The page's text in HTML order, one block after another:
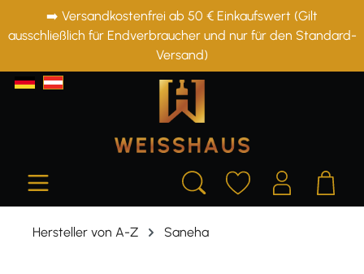
springen
➡️ Versandkostenfrei ab 50 € Einkaufswert (Gilt
ausschließlich für Endverbraucher und nur für den Standard-
Versand)
Hersteller von A-Z Saneha